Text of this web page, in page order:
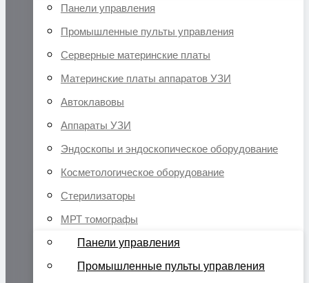
Панели управления
Промышленные пульты управления
Серверные материнские платы
Материнские платы аппаратов УЗИ
Автоклавовы
Аппараты УЗИ
Эндоскопы и эндоскопическое оборудование
Косметологическое оборудование
Стерилизаторы
МРТ томографы
Панели управления
Промышленные пульты управления